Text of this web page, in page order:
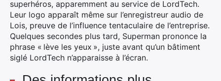
superhéros, apparemment au service de LordTech.
Leur logo apparaît même sur l’enregistreur audio de
Lois, preuve de l’influence tentaculaire de l’entreprise.
Quelques secondes plus tard, Superman prononce la
phrase « lève les yeux », juste avant qu’un bâtiment
siglé LordTech n’apparaisse à l’écran.